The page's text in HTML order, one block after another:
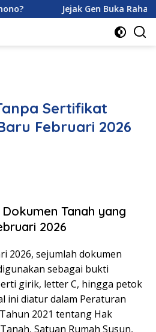
Jejak Gen Buka Rahasia
Sertifikat
Februari 2026
Tanah yang
2026
2026, sejumlah dokumen
sebagai bukti
girik, letter C, hingga petok
ini diatur dalam Peraturan
2021 tentang Hak
Satuan Rumah Susun,